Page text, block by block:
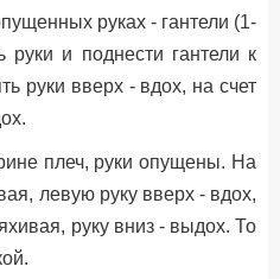
руках - гантели (1-
руки и поднести гантели к
руки вверх - вдох, на счет
плеч, руки опущены. На
левую руку вверх - вдох,
руку вниз - выдох. То